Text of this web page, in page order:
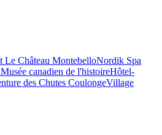
Le Château MontebelloNordik Spa
Musée canadien de l'histoireHôtel-
des Chutes CoulongeVillage